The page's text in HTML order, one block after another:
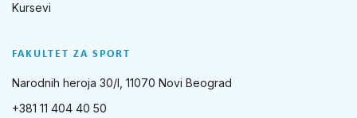
FAKULTET ZA SPORT
Narodnih heroja 30/I, 11070 Novi Beograd
+381 11 404 40 50
Kursevi